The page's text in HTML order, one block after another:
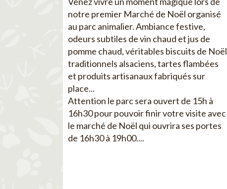
notre premier Marché de Noël organisé
au parc animalier. Ambiance festive,
odeurs subtiles de vin chaud et jus de
pomme chaud, véritables biscuits de Noël
traditionnels alsaciens, tartes flambées
et produits artisanaux fabriqués sur
place...
Attention le parc sera ouvert de 15h à
16h30 pour pouvoir finir votre visite avec
le marché de Noël qui ouvrira ses portes
de 16h30 à 19h00....